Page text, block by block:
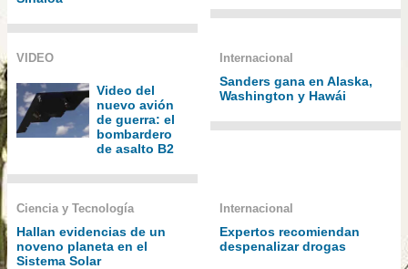
VIDEO
Video del
nuevo avión
de guerra: el
bombardero
de asalto B2
Internacional
Sanders gana en Alaska,
Washington y Hawái
Ciencia y Tecnología
Hallan evidencias de un
noveno planeta en el
Sistema Solar
Internacional
Expertos recomiendan
despenalizar drogas